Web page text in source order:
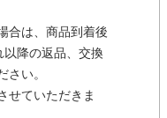
合は、商品到着後
降の返品、交換
さい。
せていただきま